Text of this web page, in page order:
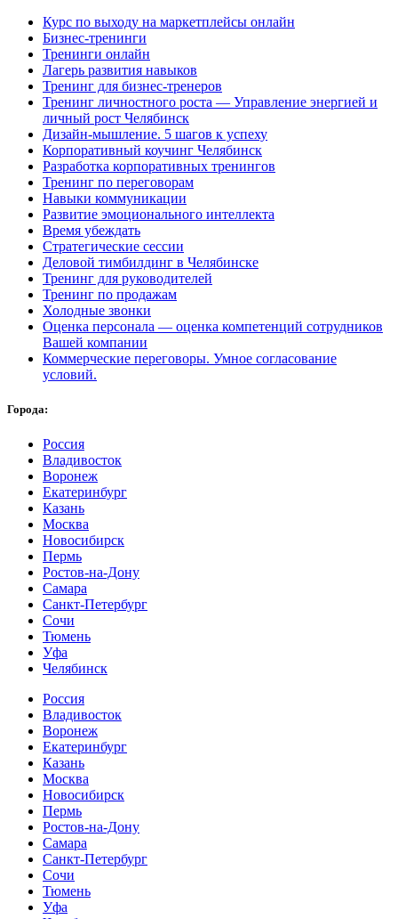
Курс по выходу на маркетплейсы онлайн
Бизнес-тренинги
Тренинги онлайн
Лагерь развития навыков
Тренинг для бизнес-тренеров
Тренинг личностного роста — Управление энергией и
личный рост Челябинск
Дизайн-мышление. 5 шагов к успеху
Корпоративный коучинг Челябинск
Разработка корпоративных тренингов
Тренинг по переговорам
Навыки коммуникации
Развитие эмоционального интеллекта
Время убеждать
Стратегические сессии
Деловой тимбилдинг в Челябинске
Тренинг для руководителей
Тренинг по продажам
Холодные звонки
Оценка персонала — оценка компетенций сотрудников
Вашей компании
Коммерческие переговоры. Умное согласование
условий.
Города:
Россия
Владивосток
Воронеж
Екатеринбург
Казань
Москва
Новосибирск
Пермь
Ростов-на-Дону
Самара
Санкт-Петербург
Сочи
Тюмень
Уфа
Челябинск
Россия
Владивосток
Воронеж
Екатеринбург
Казань
Москва
Новосибирск
Пермь
Ростов-на-Дону
Самара
Санкт-Петербург
Сочи
Тюмень
Уфа